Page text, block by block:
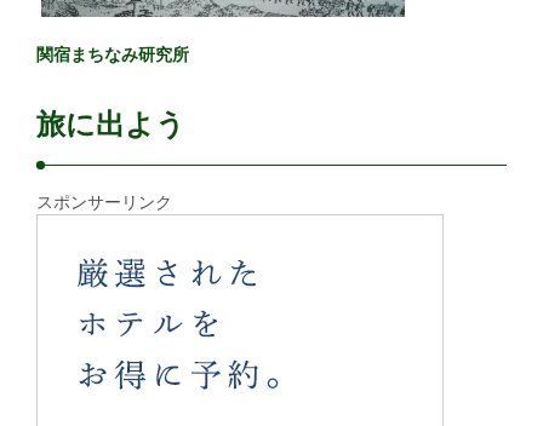
関宿まちなみ研究所
旅に出よう
スポンサーリンク